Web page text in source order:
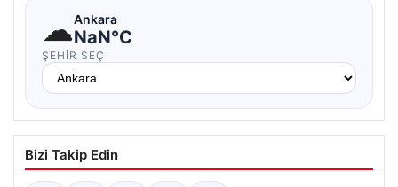
☁Ankara
NaN°C
ŞEHIR SEÇ
Bizi Takip Edin